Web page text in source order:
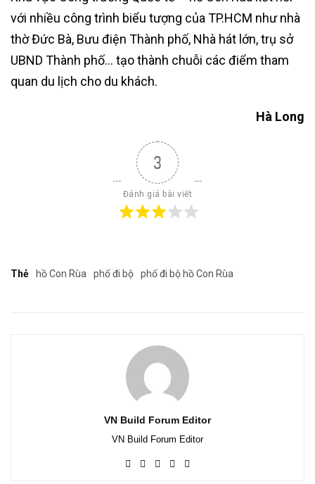
với nhiều công trình biểu tượng của TP.HCM như nhà
thờ Đức Bà, Bưu điện Thành phố, Nhà hát lớn, trụ sở
UBND Thành phố… tạo thành chuỗi các điểm tham
quan du lịch cho du khách.
Hà Long
3
Đánh giá bài viết
Thẻ hồ Con Rùa phố đi bộ phố đi bộ hồ Con Rùa
VN Build Forum Editor
VN Build Forum Editor